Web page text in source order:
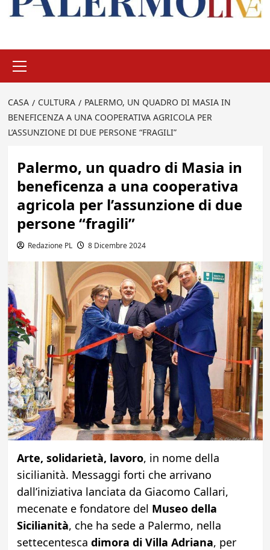
principale
CASA CULTURA
PALERMO, UN QUADRO DI MASIA IN
BENEFICENZA A UNA COOPERATIVA AGRICOLA PER
L’ASSUNZIONE DI DUE PERSONE “FRAGILI”
Palermo, un quadro di Masia in
beneficenza a una cooperativa
agricola per l’assunzione di due
persone “fragili”
Redazione PL 8 Dicembre 2024
Arte, solidarietà, lavoro, in nome della
sicilianità. Messaggi forti che arrivano
dall’iniziativa lanciata da Giacomo Callari,
mecenate e fondatore del Museo della
Sicilianità, che ha sede a Palermo, nella
settecentesca dimora di Villa Adriana, per